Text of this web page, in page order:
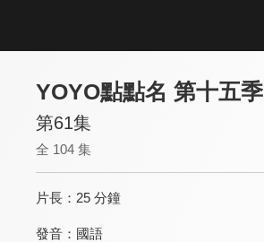
YOYO點點名 第十五季
第61集
全 104 集
片長： 25 分鐘
發音： 國語